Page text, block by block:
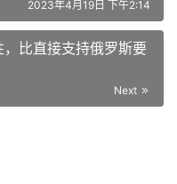
2023年4月19日 下午2:14
比直接支持俄罗斯要
Next